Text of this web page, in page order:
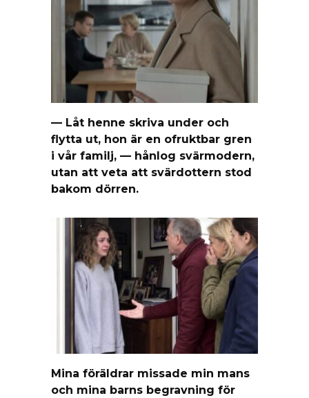
— Låt henne skriva under och
flytta ut, hon är en ofruktbar gren
i vår familj, — hånlog svärmodern,
utan att veta att svärdottern stod
bakom dörren.
Mina föräldrar missade min mans
och mina barns begravning för